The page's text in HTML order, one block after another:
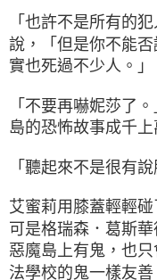
「也許不是所有的
說，「但是你不能
實也死過不少人。」
「不要再嚇妮莎了
島的恐怖故事成千上
「聽起來不是很有
艾蜜莉用膝蓋輕輕
可是格瑞森．葛斯
惡魔島上有鬼，也
法學校的鬼一樣友善